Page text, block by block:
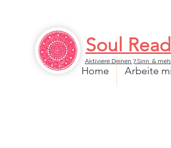
Aktiviere Deinen 7.Sinn &
Soul
Home Arbeite